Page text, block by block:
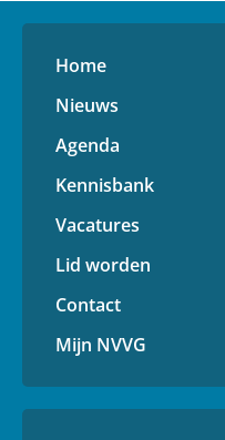
Home
Nieuws
Agenda
Kennisbank
Vacatures
Lid worden
Contact
Mijn NVVG